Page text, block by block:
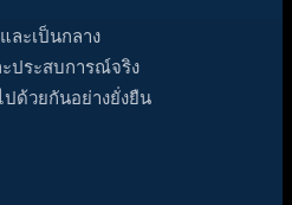
ละเป็นกลาง
ประสบการณ์จริง
ด้วยกันอย่างยั่งยืน